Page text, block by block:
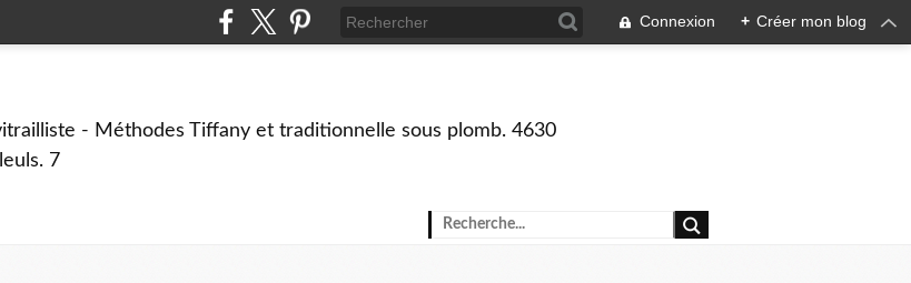
Connexion + Créer mon blog
- Méthodes Tiffany et traditionnelle sous plomb. 4630
7